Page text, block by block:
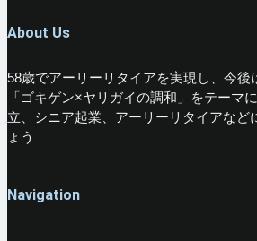
About Us
58歳でアーリーリタイアを実現し、今後
「ゴキゲン×ヤリガイの調和」をテーマ
立、シニア起業、アーリーリタイアなど
ょう
Navigation